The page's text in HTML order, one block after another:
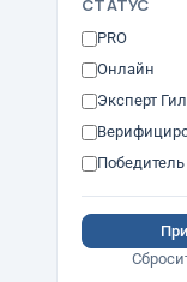
СТАТУС
PRO
Онлайн
Эксперт